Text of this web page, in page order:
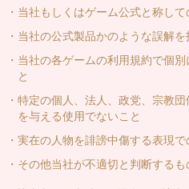
・当社もしくはゲーム公式と称し
・当社の公式製品かのような誤解
・当社の各ゲームの利用規約で個
と
・特定の個人、法人、政党、宗教
を与える使用でないこと
・実在の人物を誹謗中傷する表現
・その他当社が不適切と判断するも